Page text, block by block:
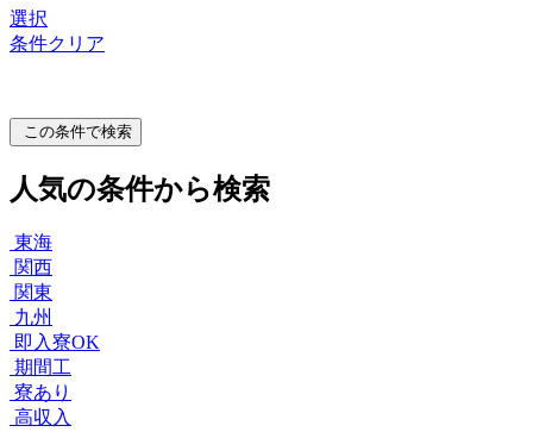
選択
条件クリア
この条件で検索
人気の条件から検索
東海
関西
関東
九州
即入寮OK
期間工
寮あり
高収入